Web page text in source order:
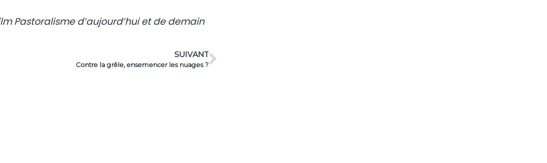
Pastoralisme d’aujourd’hui et de demain
SUIVANT
Contre la grêle, ensemencer les nuages ?